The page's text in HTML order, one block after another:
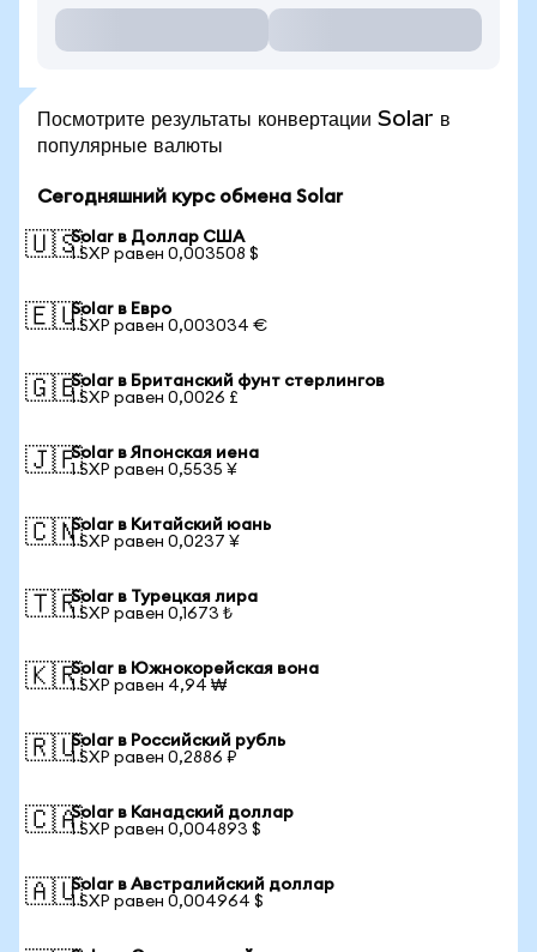
Посмотрите результаты конвертации Solar в
популярные валюты
Сегодняшний курс обмена Solar
🇺🇸Solar в Доллар США
1 SXP равен 0,003508 $
🇪🇺Solar в Евро
1 SXP равен 0,003034 €
🇬🇧Solar в Британский фунт стерлингов
1 SXP равен 0,0026 £
🇯🇵Solar в Японская иена
1 SXP равен 0,5535 ¥
🇨🇳Solar в Китайский юань
1 SXP равен 0,0237 ¥
🇹🇷Solar в Турецкая лира
1 SXP равен 0,1673 ₺
🇰🇷Solar в Южнокорейская вона
1 SXP равен 4,94 ₩
🇷🇺Solar в Российский рубль
1 SXP равен 0,2886 ₽
🇨🇦Solar в Канадский доллар
1 SXP равен 0,004893 $
🇦🇺Solar в Австралийский доллар
1 SXP равен 0,004964 $